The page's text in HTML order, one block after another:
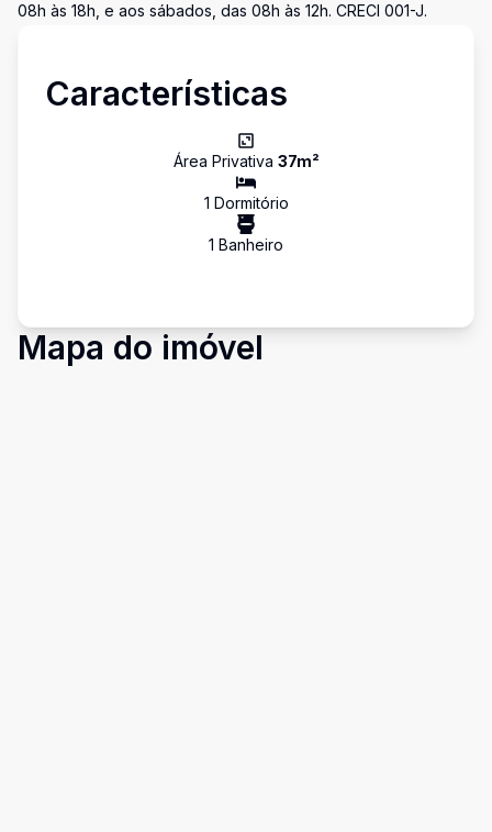
08h às 18h, e aos sábados, das 08h às 12h. CRECI 001-J.
Características
Área Privativa 37m²
1 Dormitório
1 Banheiro
Mapa do imóvel